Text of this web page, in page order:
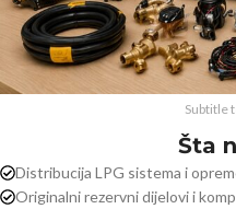
Subtitle
Šta
Distribucija LPG sistema i
Originalni rezervni dijelovi i